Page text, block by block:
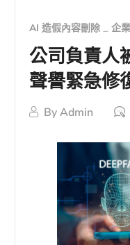
AI 造假內容刪除 企
公司負責人
聲譽緊急修
ByAdmin